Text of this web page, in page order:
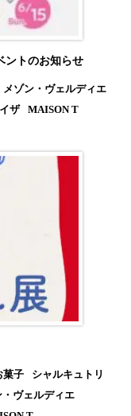
トのお知らせ
メゾン・ヴェルディエ
ザ MAISON T
菓子
シャルキュトリ
・ヴェルディエ